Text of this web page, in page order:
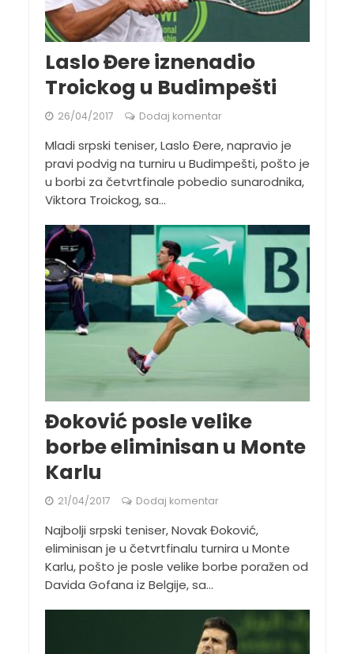
Laslo Đere iznenadio
Troickog u Budimpešti
26/04/2017 Dodaj komentar
Mladi srpski teniser, Laslo Đere, napravio je
pravi podvig na turniru u Budimpešti, pošto je
u borbi za četvrtfinale pobedio sunarodnika,
Viktora Troickog, sa...
Đoković posle velike
borbe eliminisan u Monte
Karlu
21/04/2017 Dodaj komentar
Najbolji srpski teniser, Novak Đoković,
eliminisan je u četvrtfinalu turnira u Monte
Karlu, pošto je posle velike borbe poražen od
Davida Gofana iz Belgije, sa...